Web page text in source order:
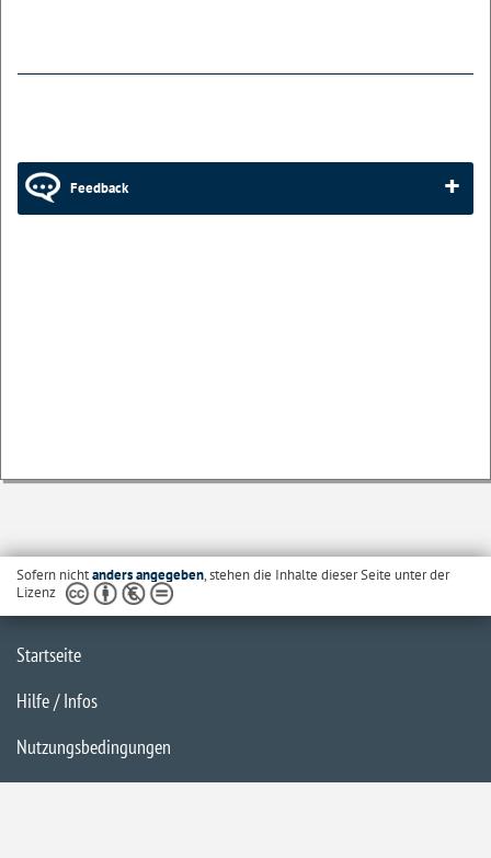
Feedback
Sofern nichtanders angegeben, stehen die Inhalte dieser Seite unter der
Lizenz
Startseite
Hilfe / Infos
Nutzungsbedingungen